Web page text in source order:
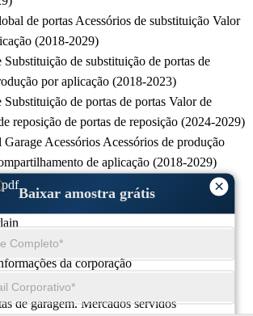
×
Baixar amostra grátis
de portas Acessórios de substituição Valor
(2018-2029)
de substituição de portas de
por aplicação (2018-2023)
de portas de portas Valor de
reposição de portas de reposição (2024-2029)
Acessórios Acessórios de produção
de aplicação (2018-2029)
Acessórios para substituição de portas de
da corporação
Garagem Substituição de portas) 7.10
de garagem. Mercados servidos